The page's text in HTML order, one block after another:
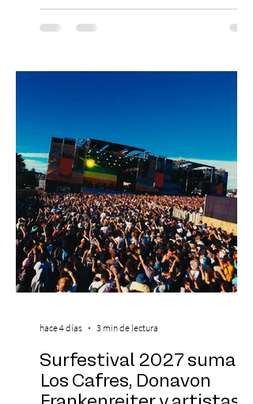
con una edición renovada que reunirá
yoga, bienestar y vida consciente, con la
Antonella Orsini, Yoga Woman y más
Centro Cultural Estación Mapocho, espacio
que albergará durante dos jornadas una
pro
Surfestival 2027 suma a
Los Cafres, Donavon
hace 4 días 3 min de lectura